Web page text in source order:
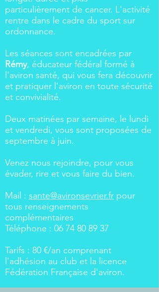
particulièrement de cancer. L'activité
rentre dans le cadre du sport sur
ordonnance.
Les séances sont encadrées par
Rémy, éducateur fédéral formé à
l'aviron santé, qui vous fera découvrir
et pratiquer l'aviron en toute sécurité
et convivialité.
Deux matinées par semaine, le lundi
et vendredi, vous sont proposées de
septembre à juin.
Venez nous rejoindre, pour vous
évader, rire et vous faire du bien.
Mail : sante@avironsevrier.fr pour
tous renseignements
complémentaires
Téléphone : 06 74 80 89 37
Tarifs : 80 €/an comprenant
l'adhésion au club et la licence
Fédération Française d'aviron.